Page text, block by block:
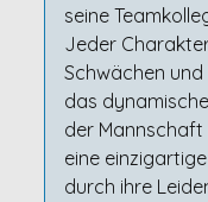
seine
Jeder
Schwächen und
das
der Mannschaft
eine
durch ihre